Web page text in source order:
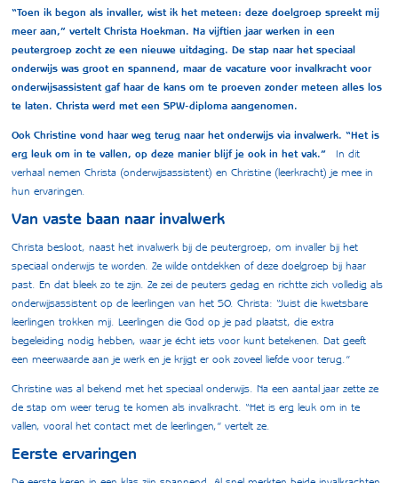
“Toen ik begon als invaller, wist ik het meteen: deze doelgroep spreekt mij
meer aan,” vertelt Christa Hoekman. Na vijftien jaar werken in een
peutergroep zocht ze een nieuwe uitdaging. De stap naar het speciaal
onderwijs was groot en spannend, maar de vacature voor invalkracht voor
onderwijsassistent gaf haar de kans om te proeven zonder meteen alles los
te laten. Christa werd met een SPW-diploma aangenomen.
Ook Christine vond haar weg terug naar het onderwijs via invalwerk. “Het is
erg leuk om in te vallen, op deze manier blijf je ook in het vak.”In dit
verhaal nemen Christa (onderwijsassistent) en Christine (leerkracht) je mee in
hun ervaringen.
Van vaste baan naar invalwerk
Christa besloot, naast het invalwerk bij de peutergroep, om invaller bij het
speciaal onderwijs te worden. Ze wilde ontdekken of deze doelgroep bij haar
past. En dat bleek zo te zijn. Ze zei de peuters gedag en richtte zich volledig als
onderwijsassistent op de leerlingen van het SO. Christa: “Juist die kwetsbare
leerlingen trokken mij. Leerlingen die God op je pad plaatst, die extra
begeleiding nodig hebben, waar je écht iets voor kunt betekenen. Dat geeft
een meerwaarde aan je werk en je krijgt er ook zoveel liefde voor terug.”
Christine was al bekend met het speciaal onderwijs. Na een aantal jaar zette ze
de stap om weer terug te komen als invalkracht. “Het is erg leuk om in te
vallen, vooral het contact met de leerlingen,” vertelt ze.
Eerste ervaringen